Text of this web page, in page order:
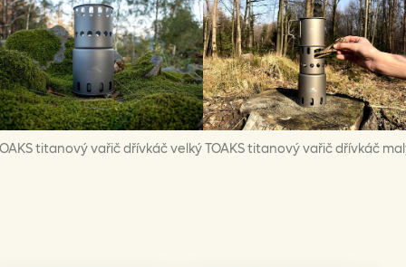
titanový vařič dřívkáč velkýTOAKS titanový vařič dřívkáč